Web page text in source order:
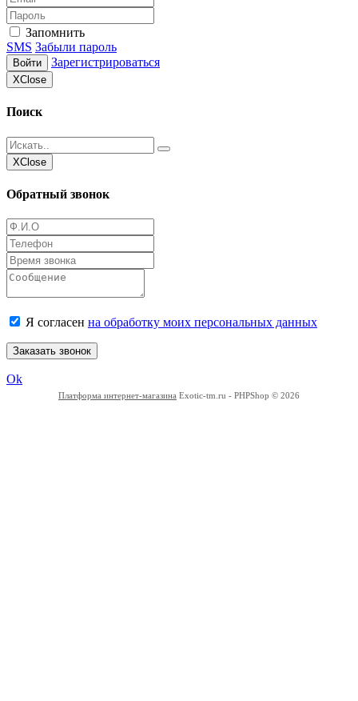
Запомнить
SMS Забыли пароль
Войти Зарегистрироваться
ХClose
Поиск
ХClose
Обратный звонок
Я согласен на обработку моих персональных данных
Заказать звонок
Ok
Платформа интернет-магазина Exotic-tm.ru - PHPShop © 2026